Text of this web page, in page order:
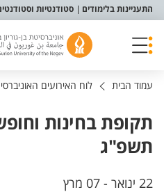
תפריט נגישות
התעניינות בלימודים סטודנטיות
עמוד הבית לוח האירועים
תקופת בחינות
תשפ"ג
22 ינואר - 07 מרץ